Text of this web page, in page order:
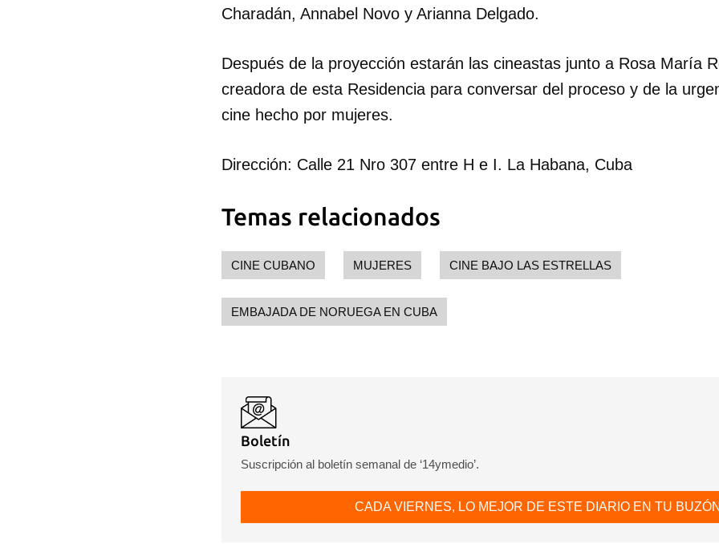
Guardar como favorito
cuenta de 14ymedio.
Charadán, Annabel Novo y Arianna Delgado.
Después de la proyección estarán las cineastas junto a Rosa María
creadora de esta Residencia para conversar del proceso y de la
cine hecho por mujeres.
Dirección: Calle 21 Nro 307 entre H e I. La Habana, Cuba
Temas relacionados
CINE CUBANO MUJERES CINE BAJO LAS ESTRELLAS
EMBAJADA DE NORUEGA EN CUBA
Boletín
Suscripción al boletín semanal de ‘14ymedio’.
CADA VIERNES, LO MEJOR DE ESTE DIARIO EN TU